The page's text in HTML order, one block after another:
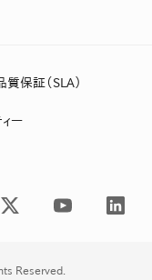
質保証（SLA）
ー
Reserved.